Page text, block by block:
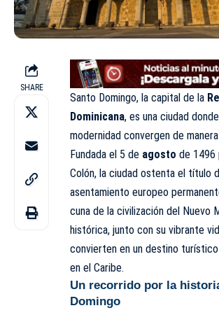
SHARE
Santo Domingo, la capital de la
Dominicana, es una ciudad
modernidad convergen de
Fundada el 5 de agosto de 1496
Colón, la ciudad ostenta el título
asentamiento europeo
cuna de la civilización del Nuevo
histórica, junto con su vibrante
convierten en un destino
en el Caribe.
Un recorrido por la
Domingo